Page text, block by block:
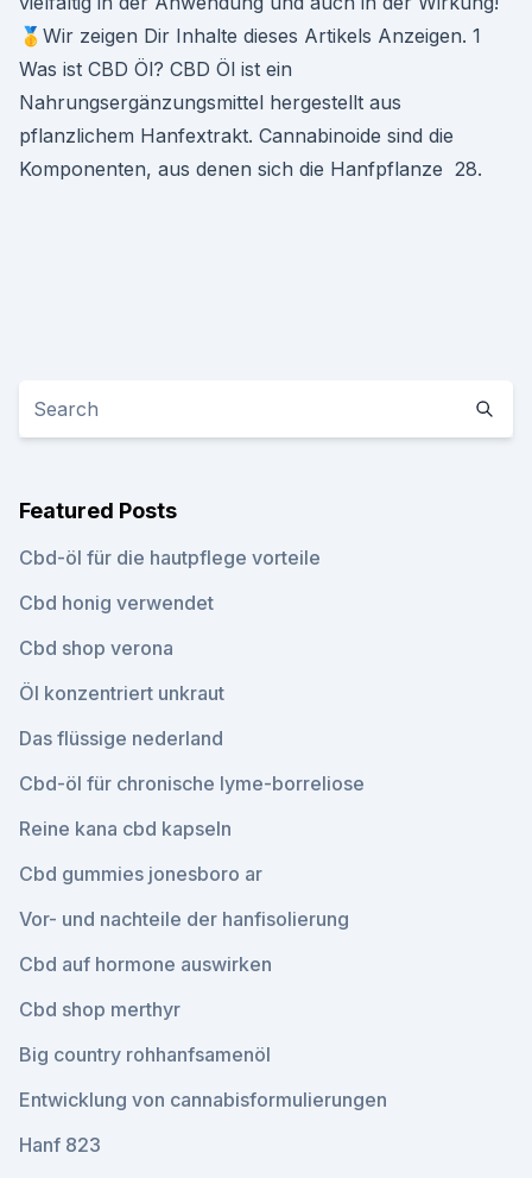
🥇Wir zeigen Dir Inhalte dieses Artikels Anzeigen. 1
Was ist CBD Öl? CBD Öl ist ein
Nahrungsergänzungsmittel hergestellt aus
pflanzlichem Hanfextrakt. Cannabinoide sind die
Komponenten, aus denen sich die Hanfpflanze 28.
Featured Posts
Cbd-öl für die hautpflege vorteile
Cbd honig verwendet
Cbd shop verona
Öl konzentriert unkraut
Das flüssige nederland
Cbd-öl für chronische lyme-borreliose
Reine kana cbd kapseln
Cbd gummies jonesboro ar
Vor- und nachteile der hanfisolierung
Cbd auf hormone auswirken
Cbd shop merthyr
Big country rohhanfsamenöl
Entwicklung von cannabisformulierungen
Hanf 823